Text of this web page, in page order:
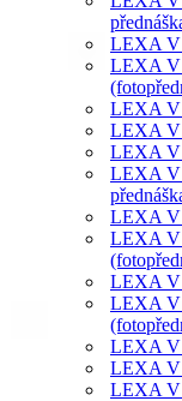
LEXA V
LEXA V
LEXA V
LEXA V
LEXA V
LEXA V
LEXA V
LEXA V
LEXA V
LEXA V
LEXA V
LEXA V
LEXA V